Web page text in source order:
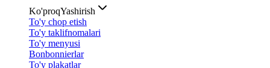
Ko'proqYashirish
To'y chop etish
To'y taklifnomalari
To'y menyusi
Bonbonnierlar
To'y plakatlar